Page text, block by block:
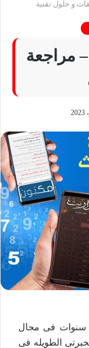
و حلول تقنية
مراجعة
سنوات فى مجال
الطويله فى